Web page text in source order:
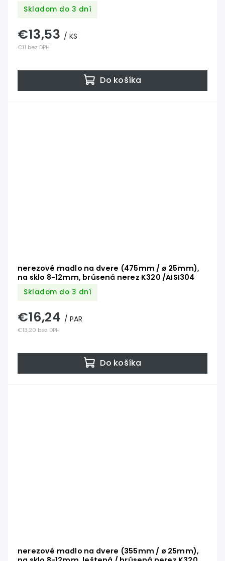
Skladom do 3 dní
€11 bez DPH
€13,53 / KS
Do košíka
nerezové madlo na dvere (475mm / ø 25mm),
na sklo 8-12mm, brúsená nerez K320 /AISI304
Skladom do 3 dní
€13,20 bez DPH
€16,24 / PAR
Do košíka
nerezové madlo na dvere (355mm / ø 25mm),